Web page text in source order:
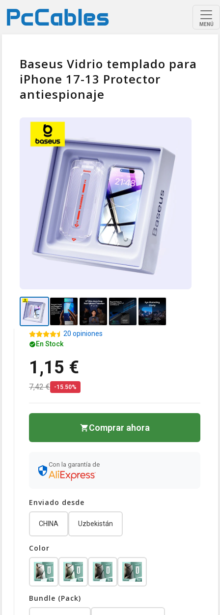
MENÚ
Baseus Vidrio templado para
iPhone 17-13 Protector
antiespionaje
20 opiniones
En Stock
1,15 €
7,42 € -15.50%
Comprar ahora
Con la garantía de
Enviado desde
CHINA Uzbekistán
Color
Bundle (Pack)